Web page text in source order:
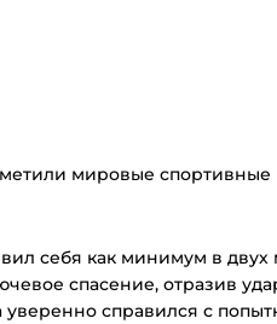
мировые спортивные
себя как минимум в двух
спасение, отразив
справился с